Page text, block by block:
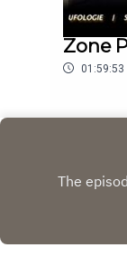
Zone
01:59:53